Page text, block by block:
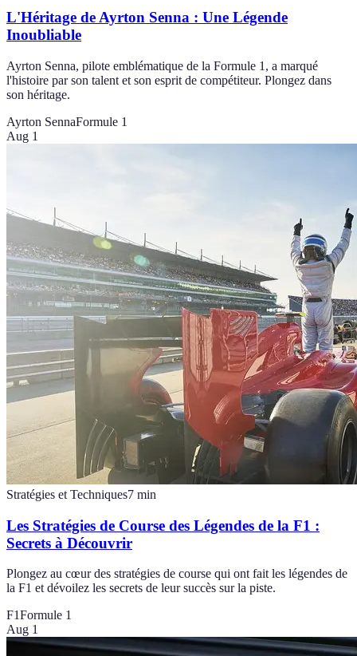
L'Héritage de Ayrton Senna : Une Légende
Inoubliable
Ayrton Senna, pilote emblématique de la Formule 1, a marqué
l'histoire par son talent et son esprit de compétiteur. Plongez dans
son héritage.
Ayrton SennaFormule 1
Aug 1
Stratégies et Techniques7 min
Les Stratégies de Course des Légendes de la F1 :
Secrets à Découvrir
Plongez au cœur des stratégies de course qui ont fait les légendes de
la F1 et dévoilez les secrets de leur succès sur la piste.
F1Formule 1
Aug 1